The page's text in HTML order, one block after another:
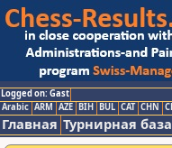
Logged on: Gast
Arabic ARM AZE BIH BUL CAT CHN
Главная Турнирная